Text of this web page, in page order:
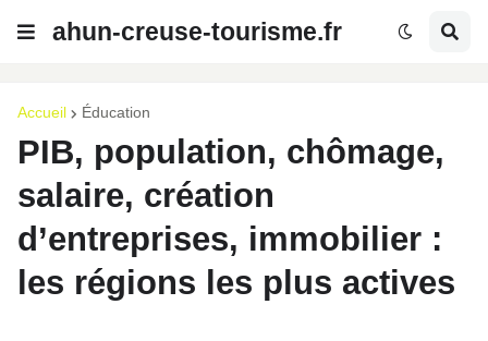
ahun-creuse-tourisme.fr
Accueil Éducation
PIB, population, chômage,
salaire, création
d’entreprises, immobilier :
les régions les plus actives